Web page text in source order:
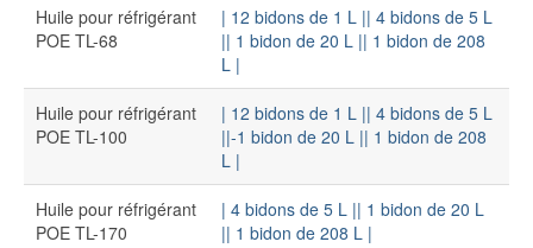
Huile pour réfrigérant
POE TL-68
| 12 bidons de 1 L || 4 bidons de 5 L
|| 1 bidon de 20 L || 1 bidon de 208
L |
Huile pour réfrigérant
POE TL-100
| 12 bidons de 1 L || 4 bidons de 5 L
||-1 bidon de 20 L || 1 bidon de 208
L |
Huile pour réfrigérant
POE TL-170
| 4 bidons de 5 L || 1 bidon de 20 L
|| 1 bidon de 208 L |